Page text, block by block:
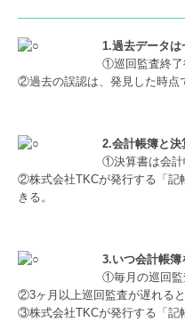
1.過去データは
①巡回監査終了
②過去の誤認は、発見した時点
2.会計帳簿と決
①決算書は会計
②株式会社TKCが発行する「記
きる。
3.いつ会計帳簿
①毎月の巡回監
②3ヶ月以上巡回監査が遅れると
③株式会社TKCが発行する「記